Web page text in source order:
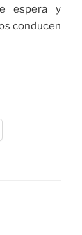
espera y
conducen